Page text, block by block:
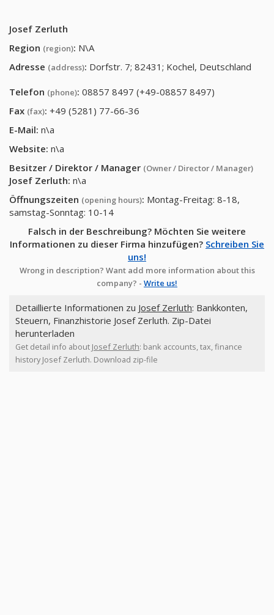
Josef Zerluth
Region (region): N\A
Adresse (address): Dorfstr. 7; 82431; Kochel, Deutschland
Telefon (phone): 08857 8497 (+49-08857 8497)
Fax (fax): +49 (5281) 77-66-36
E-Mail: n\a
Website: n\a
Besitzer / Direktor / Manager (Owner / Director / Manager)
Josef Zerluth: n\a
Öffnungszeiten (opening hours): Montag-Freitag: 8-18,
samstag-Sonntag: 10-14
Falsch in der Beschreibung? Möchten Sie weitere
Informationen zu dieser Firma hinzufügen? Schreiben Sie
uns!
Wrong in description? Want add more information about this
company? - Write us!
Detaillierte Informationen zu Josef Zerluth: Bankkonten,
Steuern, Finanzhistorie Josef Zerluth. Zip-Datei
herunterladen
Get detail info about Josef Zerluth: bank accounts, tax, finance
history Josef Zerluth. Download zip-file